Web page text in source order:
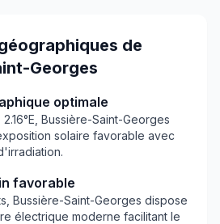
de
Georges
optimale
2.16°E, Bussière-Saint-Georges
solaire favorable avec
favorable
Bussière-Saint-Georges dispose
électrique moderne facilitant le